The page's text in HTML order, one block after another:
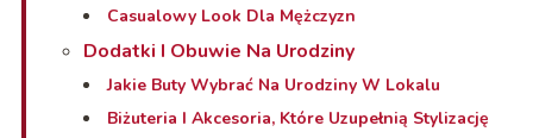
Casualowy Look Dla Mężczyzn
Dodatki I Obuwie Na Urodziny
Jakie Buty Wybrać Na Urodziny W Lokalu
Biżuteria I Akcesoria, Które Uzupełnią Stylizację